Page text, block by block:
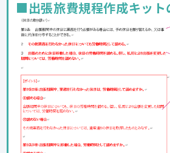
■出張旅費規程作成キット